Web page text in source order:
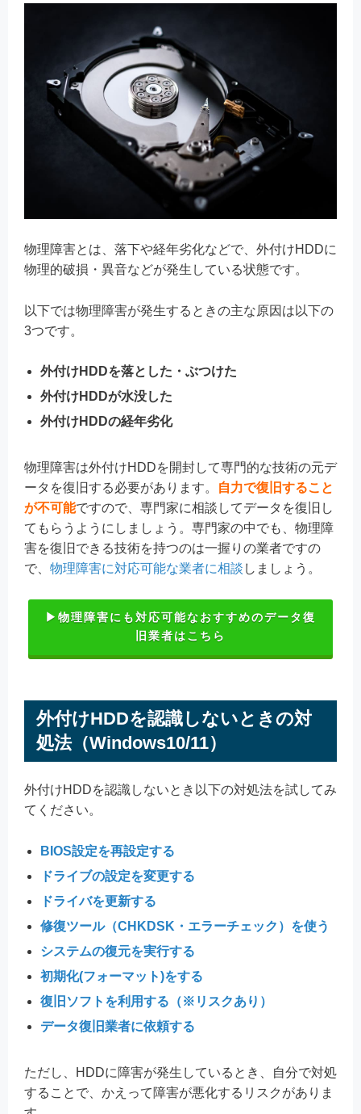
物理障害とは、落下や経年劣化などで、外付けHDDに
物理的破損・異音などが発生している状態です。
以下では物理障害が発生するときの主な原因は以下の
3つです。
外付けHDDを落とした・ぶつけた
外付けHDDが水没した
外付けHDDの経年劣化
物理障害は外付けHDDを開封して専門的な技術の元デ
ータを復旧する必要があります。
自力で復旧すること
が不可能ですので、専門家に相談してデータを復旧し
てもらうようにしましょう。専門家の中でも、物理障
害を復旧できる技術を持つのは一握りの業者ですの
で、 物理障害に対応可能な業者に相談 しましょう。
▶物理障害にも対応可能なおすすめのデータ復
旧業者はこちら
外付けHDDを認識しないときの対
処法（Windows10/11）
外付けHDDを認識しないとき以下の対処法を試してみ
てください。
BIOS設定を再設定する
ドライブの設定を変更する
ドライバを更新する
修復ツール（CHKDSK・エラーチェック）を使う
システムの復元を実行する
初期化(フォーマット)をする
復旧ソフトを利用する（※リスクあり）
データ復旧業者に依頼する
ただし、HDDに障害が発生しているとき、自分で対処
することで、かえって障害が悪化するリスクがありま